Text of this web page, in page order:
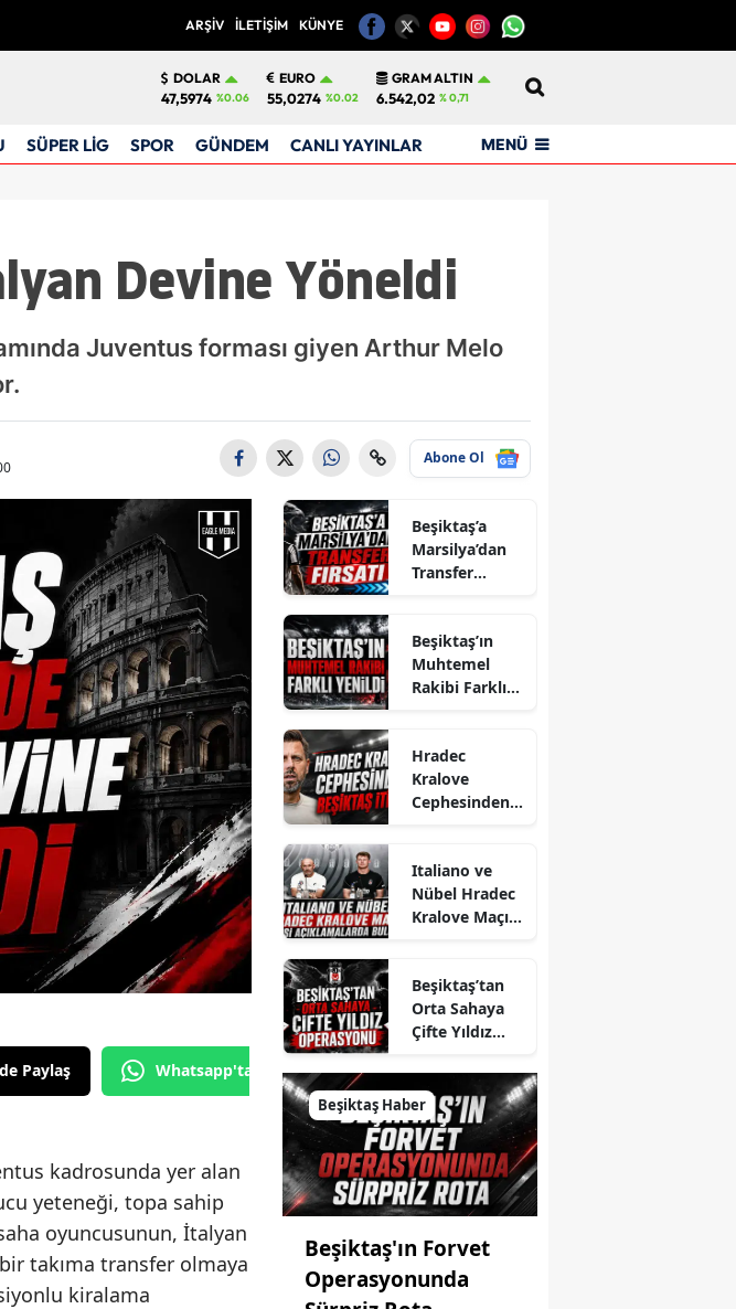
ARŞİV İLETİŞİM KÜNYE
DOLAR
47,5974 %0.06
EURO
55,0274 %0.02
GRAM ALTIN
6.542,02 % 0,71
SÜPER LİG SPOR GÜNDEM CANLI YAYINLAR MENÜ
Devine Yöneldi
Juventus forması giyen Arthur Melo
Abone Ol
Paylaş Whatsapp'tan Gönder
kadrosunda yer alan
yeteneği, topa sahip
oyuncusunun, İtalyan
takıma transfer olmaya
kiralama
Beşiktaş’a
Marsilya’dan
Transfer
Beşiktaş’ın
Muhtemel
Rakibi Farklı
Hradec
Kralove
Cephesinden
Italiano ve
Nübel Hradec
Kralove Maçı
Bulundu
Beşiktaş’tan
Orta Sahaya
Çifte Yıldız
Beşiktaş Haber
Beşiktaş'ın Forvet
Operasyonunda